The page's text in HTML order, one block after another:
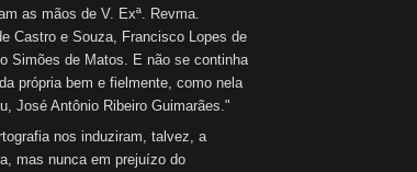
as mãos de V. Exª. Revma.
Castro e Souza, Francisco Lopes de
Simões de Matos. E não se continha
própria bem e fielmente, como nela
José Antônio Ribeiro Guimarães."
nos induziram, talvez, a
mas nunca em prejuízo do